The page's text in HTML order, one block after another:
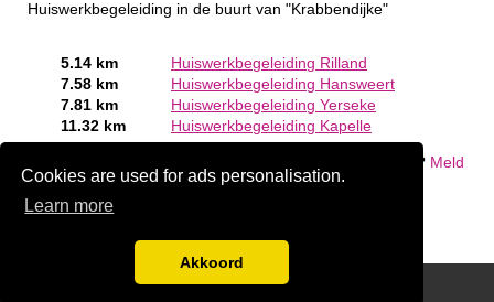
Cookies are used for ads personalisation.
Learn more
Akkoord
Huiswerkbegeleiding in de buurt van "Krabbendijke"
5.14 km
Huiswerkbegeleiding Rilland
7.58 km
Huiswerkbegeleiding Hansweert
7.81 km
Huiswerkbegeleiding Yerseke
11.32 km
Huiswerkbegeleiding Kapelle
Bent of kent u een Huiswerkbegeleiding in Krabbendijke? Meld
een bedrijf gratis aan